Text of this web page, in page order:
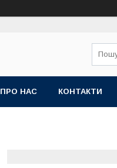
ПРО НАС КОНТАКТИ